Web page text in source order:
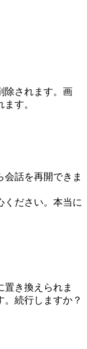
除されます。画
す。
会話を再開できま
ください。本当に
き換えられま
続行しますか？